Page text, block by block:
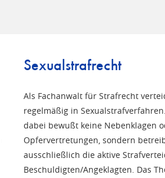
Sexualstrafrecht
Als Fachanwalt für Strafrecht
regelmäßig in
dabei bewußt keine Nebenklagen
Opfervertretungen, sondern
ausschließlich die aktive
Beschuldigten/Angeklagten. Das